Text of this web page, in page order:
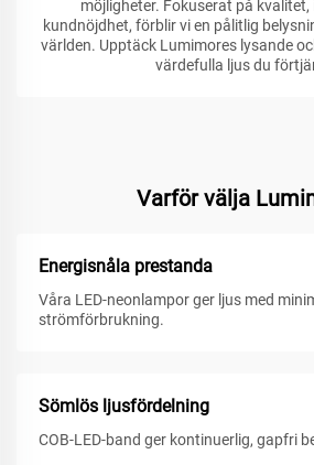
möjligheter. Fokuserat på
kundnöjdhet, förblir vi en pålitlig
världen. Upptäck Lumimores lysande
värdefulla ljus du
Varför välja
Energisnåla prestanda
Våra LED-neonlampor ger ljus med
strömförbrukning.
Sömlös ljusfördelning
COB-LED-band ger kontinuerlig, gapfri